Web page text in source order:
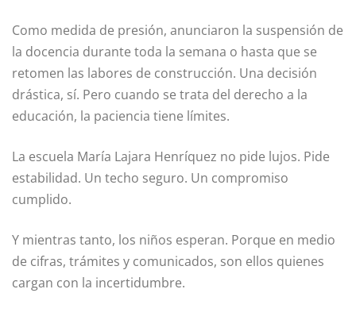
Como medida de presión, anunciaron la suspensión de
la docencia durante toda la semana o hasta que se
retomen las labores de construcción. Una decisión
drástica, sí. Pero cuando se trata del derecho a la
educación, la paciencia tiene límites.
La escuela María Lajara Henríquez no pide lujos. Pide
estabilidad. Un techo seguro. Un compromiso
cumplido.
Y mientras tanto, los niños esperan. Porque en medio
de cifras, trámites y comunicados, son ellos quienes
cargan con la incertidumbre.